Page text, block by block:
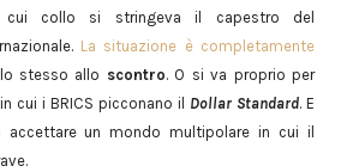
collo si stringeva il capestro del
La situazione è completamente
stesso allo scontro. O si va proprio per
cui i BRICS picconano il Dollar Standard. E
accettare un mondo multipolare in cui il